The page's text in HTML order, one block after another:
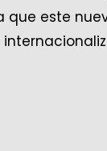
que este